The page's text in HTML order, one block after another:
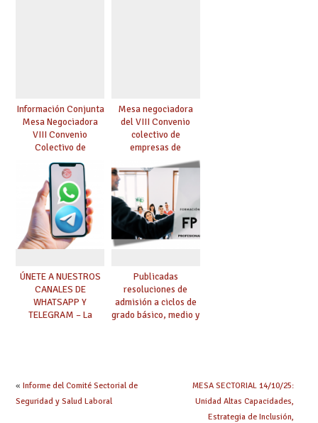
Información Conjunta
Mesa Negociadora
VIII Convenio
Colectivo de
Enseñanza
Concertada
Mesa negociadora
del VIII Convenio
colectivo de
empresas de
enseñanza privada
sostenidas total o
parcialmente con
fondos públicos
ÚNETE A NUESTROS
CANALES DE
WHATSAPP Y
TELEGRAM – La
Publicadas
resoluciones de
admisión a ciclos de
grado básico, medio y
« Informe del Comité Sectorial de
Seguridad y Salud Laboral
MESA SECTORIAL 14/10/25:
Unidad Altas Capacidades,
Estrategia de Inclusión,